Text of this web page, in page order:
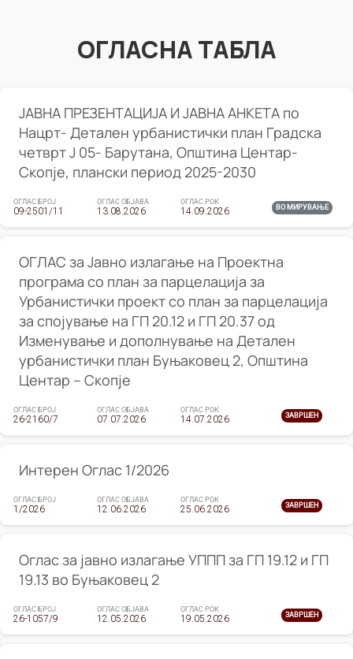
ОГЛАСНА ТАБЛА
ЈАВНА ПРЕЗЕНТАЦИЈА И ЈАВНА АНКЕТА по
Нацрт- Детален урбанистички план Градска
четврт Ј 05- Барутана, Општина Центар-
Скопје, плански период 2025-2030
ОГЛАС БРОЈ
09-2501/11
ОГЛАС ОБЈАВА
13.08.2026
ОГЛАС РОК
14.09.2026 ВО МИРУВАЊЕ
ОГЛАС за Јавно излагање на Проектна
програма со план за парцелација за
Урбанистички проект со план за парцелација
за спојување на ГП 20.12 и ГП 20.37 од
Изменување и дополнување на Детален
урбанистички план Буњаковец 2, Општина
Центар – Скопје
ОГЛАС БРОЈ
26-2160/7
ОГЛАС ОБЈАВА
07.07.2026
ОГЛАС РОК
14.07.2026 ЗАВРШЕН
Интерен Оглас 1/2026
ОГЛАС БРОЈ
1/2026
ОГЛАС ОБЈАВА
12.06.2026
ОГЛАС РОК
25.06.2026 ЗАВРШЕН
Оглас за јавно излагање УППП за ГП 19.12 и ГП
19.13 во Буњаковец 2
ОГЛАС БРОЈ
26-1057/9
ОГЛАС ОБЈАВА
12.05.2026
ОГЛАС РОК
19.05.2026 ЗАВРШЕН